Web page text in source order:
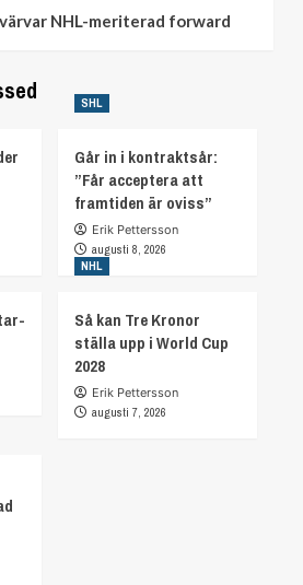
NHL-meriterad forward
SHL
Går in i kontraktsår:
”Får acceptera att
framtiden är oviss”
Erik Pettersson
augusti 8, 2026
NHL
Så kan Tre Kronor
ställa upp i World Cup
2028
Erik Pettersson
augusti 7, 2026